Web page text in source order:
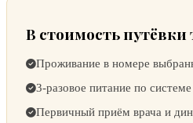
В стоимость
Проживание в номере
3-разовое питание по
Первичный приём врача и